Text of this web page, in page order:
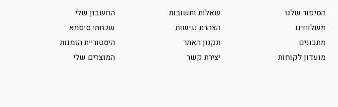
הסיפור שלנו
משלוחים
מתכונים
מועדון לקוחות
שאלות ותשובות
הצהרת נגישות
תקנון האתר
יצירת קשר
החשבון שלי
שכחתי סיסמא
היסטוריית הזמנות
המוצרים שלי